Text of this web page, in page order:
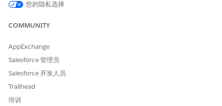
估计的 CVSS 得分范围
风险影响注意事项
不限制元数据驱动的应用程序创建会助长非受管应用程序生态系统
的增长，使安全团队无法保持第三方接入点的准确库存。
您的隐私选择
COMMUNITY
AppExchange
Salesforce 管理员
Salesforce 开发人员
Trailhead
培训